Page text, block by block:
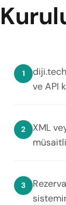
ve API
XML